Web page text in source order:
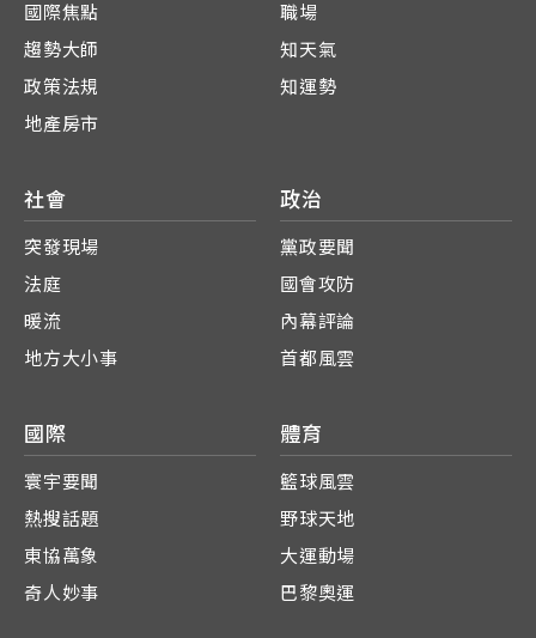
國際焦點
趨勢大師
政策法規
地產房市
職場
知天氣
知運勢
社會
突發現場
法庭
暖流
地方大小事
政治
黨政要聞
國會攻防
內幕評論
首都風雲
國際
寰宇要聞
熱搜話題
東協萬象
奇人妙事
體育
籃球風雲
野球天地
大運動場
巴黎奧運